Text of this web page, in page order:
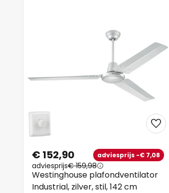
Westinghouse plafondventilator
Industrial, zilver, stil, 142 cm
€ 152,90 adviesprijs -€ 7,08
adviesprijs€ 159,98